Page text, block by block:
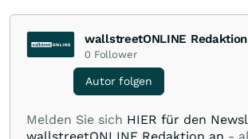
wallstreetONLINE Redaktion
0 Follower
Autor folgen
Melden Sie sich HIER für den